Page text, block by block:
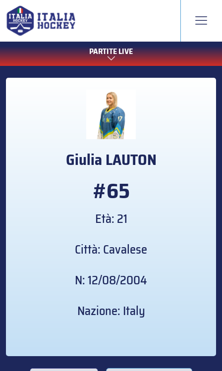
PARTITE LIVE
Giulia LAUTON
#65
Età: 21
Città: Cavalese
N: 12/08/2004
Nazione: Italy